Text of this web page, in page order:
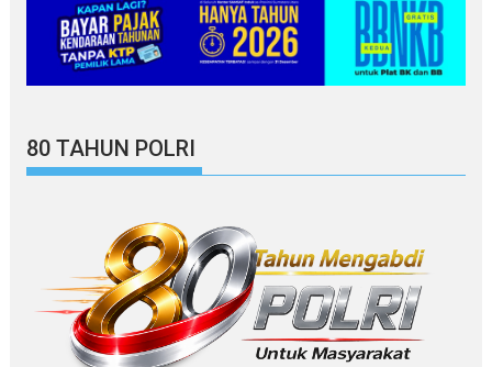
80 TAHUN POLRI